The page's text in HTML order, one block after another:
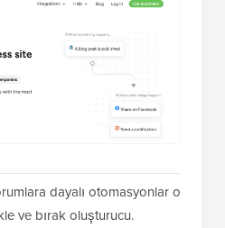
dayalı otomasyonlar
ve bırak oluşturucu.